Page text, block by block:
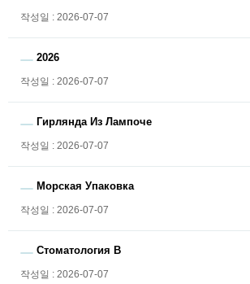
작성일 : 2026-07-07
2026
작성일 : 2026-07-07
Гирлянда Из Лампоче
작성일 : 2026-07-07
Морская Упаковка
작성일 : 2026-07-07
Стоматология В
작성일 : 2026-07-07